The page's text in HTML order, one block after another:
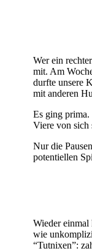
Wer ein
mit. Am
durfte unsere
mit anderen
Es ging prima.
Viere von sich
Nur die
potentiellen
Wieder einmal
wie
“Tutnixen”: